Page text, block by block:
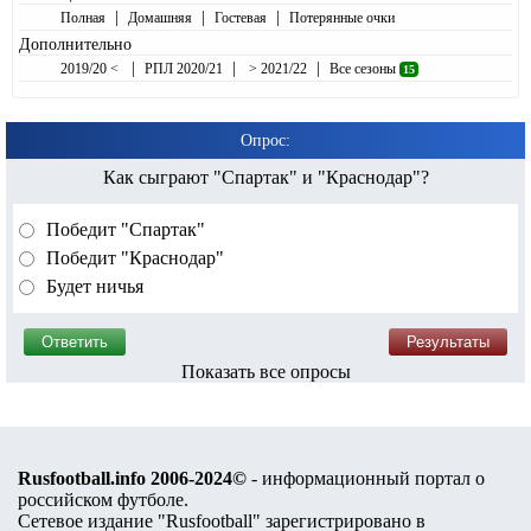
Полная | Домашняя | Гостевая | Потерянные очки
Дополнительно
2019/20 < | РПЛ 2020/21 | > 2021/22 | Все сезоны 15
Опрос:
Как сыграют "Спартак" и "Краснодар"?
Победит "Спартак"
Победит "Краснодар"
Будет ничья
Показать все опросы
Rusfootball.info 2006-2024© - информационный портал о
российском футболе.
Сетевое издание "Rusfootball" зарегистрировано в